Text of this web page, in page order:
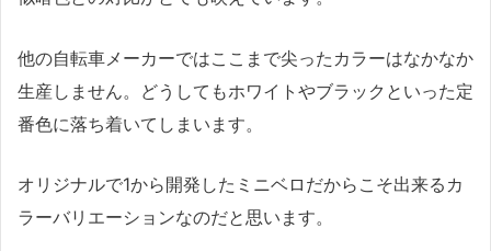
他の自転車メーカーではここまで尖ったカラーはなかなか
生産しません。どうしてもホワイトやブラックといった定
番色に落ち着いてしまいます。
オリジナルで1から開発したミニベロだからこそ出来るカ
ラーバリエーションなのだと思います。